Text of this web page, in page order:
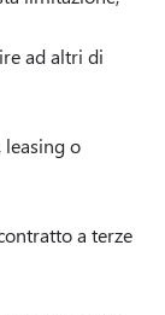
ad altri di
leasing o
a terze